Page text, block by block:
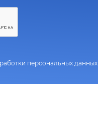
персональных данных